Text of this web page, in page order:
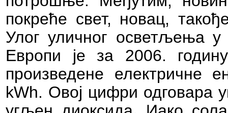
покреће свет, новац,
Улог уличног осветљења у
Европи је за 2006.
произведене електричне
kWh. Овој цифри одговара